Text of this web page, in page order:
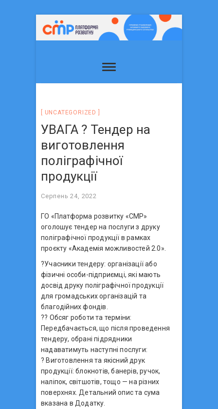
UNCATEGORIZED
УВАГА ? Тендер на
виготовлення
поліграфічної
продукції
Серпень 24, 2022
ГО «Платформа розвитку «СМР»
оголошує тендер на послуги з друку
поліграфічної продукції в рамках
проєкту «Академія можливостей 2.0».
?Учасники тендеру: організації або
фізичні особи-підприємці, які мають
досвід друку поліграфічної продукції
для громадських організацій та
благодійних фондів.
?? Обсяг роботи та терміни:
Передбачається, що після проведення
тендеру, обрані підрядники
надаватимуть наступні послуги:
? Виготовлення та якісний друк
продукції: блокнотів, банерів, ручок,
наліпок, світшотів, тощо — на різних
поверхнях. Детальний опис та сума
вказана в Додатку.